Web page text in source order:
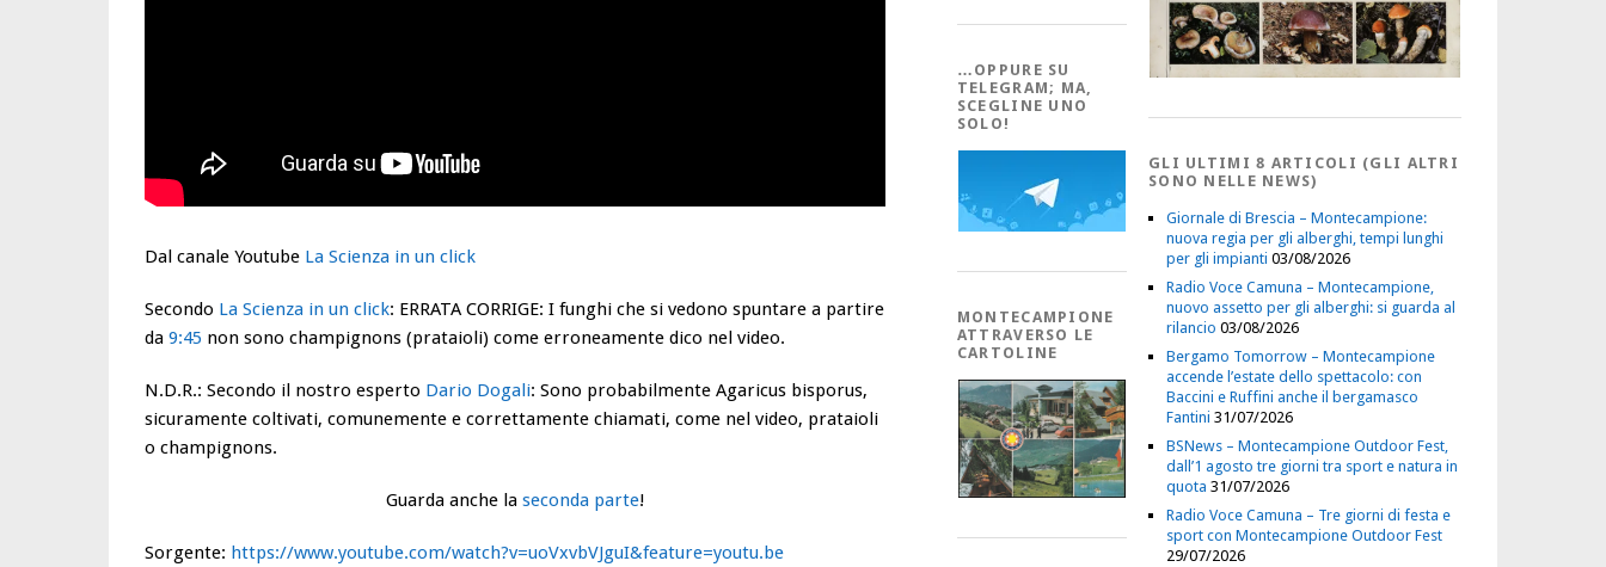
Dal canale Youtube La Scienza in un click
Secondo La Scienza in un click: ERRATA CORRIGE: I funghi che si vedono spuntare a partire
da 9:45 non sono champignons (prataioli) come erroneamente dico nel video.
N.D.R.: Secondo il nostro esperto Dario Dogali: Sono probabilmente Agaricus bisporus,
sicuramente coltivati, comunemente e correttamente chiamati, come nel video, prataioli
o champignons.
Guarda anche laseconda parte!
Sorgente: https://www.youtube.com/watch?v=uoVxvbVJguI&feature=youtu.be
…OPPURE SU
TELEGRAM; MA,
SCEGLINE UNO
SOLO!
MONTECAMPIONE
ATTRAVERSO LE
CARTOLINE
GLI ULTIMI 8 ARTICOLI (GLI ALTRI
SONO NELLE NEWS)
Giornale di Brescia – Montecampione:
nuova regia per gli alberghi, tempi lunghi
per gli impianti 03/08/2026
Radio Voce Camuna – Montecampione,
nuovo assetto per gli alberghi: si guarda al
rilancio 03/08/2026
Bergamo Tomorrow – Montecampione
accende l’estate dello spettacolo: con
Baccini e Ruffini anche il bergamasco
Fantini 31/07/2026
BSNews – Montecampione Outdoor Fest,
dall’1 agosto tre giorni tra sport e natura in
quota 31/07/2026
Radio Voce Camuna – Tre giorni di festa e
sport con Montecampione Outdoor Fest
29/07/2026